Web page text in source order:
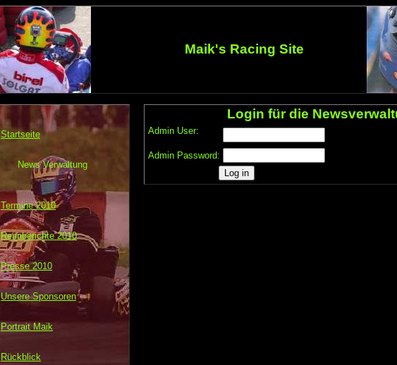
Maik's Racing Site
Startseite
News Verwaltung
Termine 2010
Rennberichte 2010
Presse 2010
Unsere Sponsoren
Portrait Maik
Rückblick
Login für die
Admin User:
Admin Password: